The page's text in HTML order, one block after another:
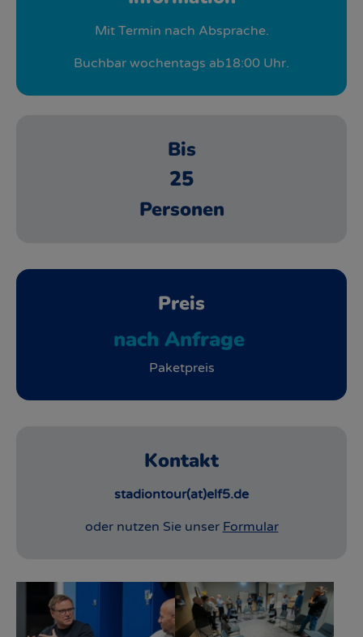
Mit Termin nach Absprache.
Buchbar wochentags ab18:00 Uhr.
Bis
25
Personen
Preis
nach Anfrage
Paketpreis
Kontakt
stadiontour(at)elf5.de
oder nutzen Sie unser Formular
Show larger version for: Show larger version for: